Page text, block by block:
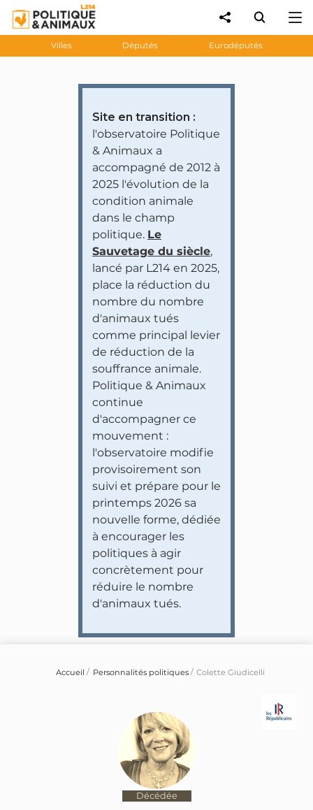
Villes Députés Eurodéputés
Site en transition :
l'observatoire Politique
& Animaux a
accompagné de 2012 à
2025 l'évolution de la
condition animale
dans le champ
politique. Le
Sauvetage du siècle,
lancé par L214 en 2025,
place la réduction du
nombre du nombre
d'animaux tués
comme principal levier
de réduction de la
souffrance animale.
Politique & Animaux
continue
d'accompagner ce
mouvement :
l'observatoire modifie
provisoirement son
suivi et prépare pour le
printemps 2026 sa
nouvelle forme, dédiée
à encourager les
politiques à agir
concrètement pour
réduire le nombre
d'animaux tués.
Accueil Personnalités politiques Colette Giudicelli
Décédée